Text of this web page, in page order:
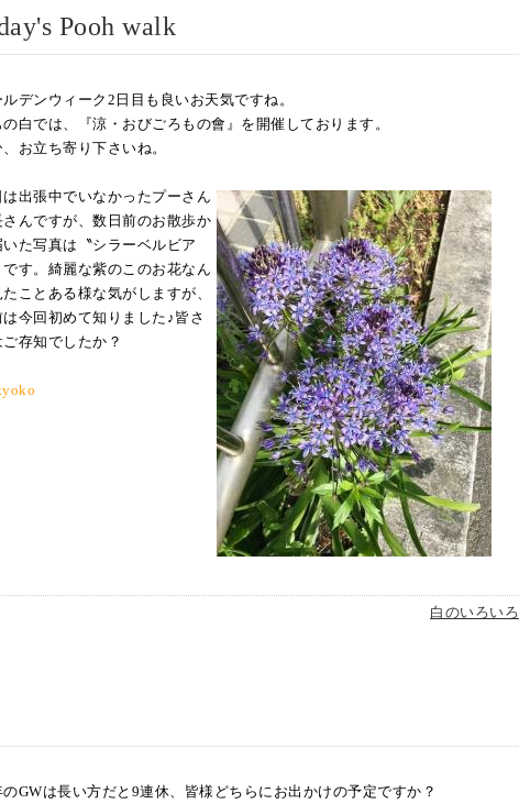
Pooh walk
ルデンウィーク2日目も良いお天気ですね。
の白では、『涼・おびごろもの會』を開催しております。
お立ち寄り下さいね。
は出張中でいなかったプーさん
さんですが、数日前のお散歩か
いた写真は〝シラーベルビア
です。綺麗な紫のこのお花なん
ことある様な気がしますが、
は今回初めて知りました♪皆さ
ご存知でしたか？
白のいろいろ
のGWは長い方だと9連休、皆様どちらにお出かけの予定ですか？